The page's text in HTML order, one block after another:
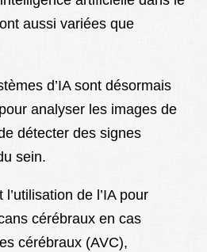
aussi variées que
d’IA sont désormais
analyser les images de
détecter des signes
sein.
de l’IA pour
cérébraux en cas
cérébraux (AVC),